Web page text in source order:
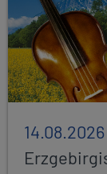
14.08.2026